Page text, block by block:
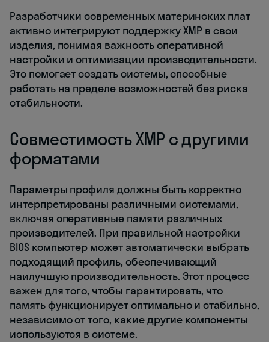
Разработчики современных материнских плат
активно интегрируют поддержку XMP в свои
изделия, понимая важность оперативной
настройки и оптимизации производительности.
Это помогает создать системы, способные
работать на пределе возможностей без риска
стабильности.
Совместимость XMP с другими
форматами
Параметры профиля должны быть корректно
интерпретированы различными системами,
включая оперативные памяти различных
производителей. При правильной настройки
BIOS компьютер может автоматически выбрать
подходящий профиль, обеспечивающий
наилучшую производительность. Этот процесс
важен для того, чтобы гарантировать, что
память функционирует оптимально и стабильно,
независимо от того, какие другие компоненты
используются в системе.